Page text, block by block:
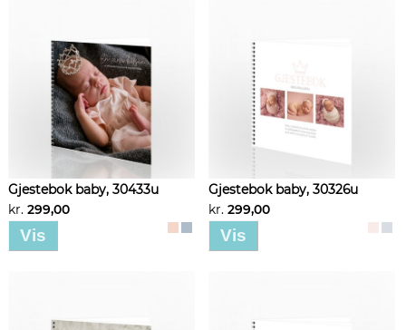
Gjestebok baby, 30433u
kr. 299,00
Vis
Gjestebok baby, 30326u
kr. 299,00
Vis